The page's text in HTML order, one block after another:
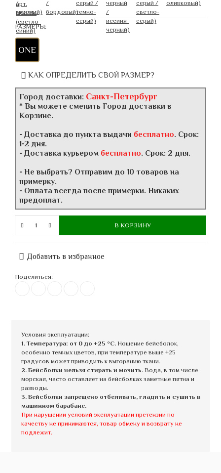
РАЗМЕРЫ:
ONE
КАК ОПРЕДЕЛИТЬ СВОЙ РАЗМЕР?
Город доставки: Санкт-Петербург
* Вы можете сменить Город доставки в
Корзине.
- Доставка до пункта выдачи бесплатно. Срок:
1-2 дня.
- Доставка курьером бесплатно. Срок: 2 дня.
- Не выбрать? Отправим до 10 товаров на
примерку.
- Оплата всегда после примерки. Никаких
предоплат.
В КОРЗИНУ
Добавить в избранное
Поделиться:
Условия эксплуатации:
1. Температура: от 0 до +25 °C.Ношение бейсболок,
особенно темных цветов, при температуре выше +25
градусов может приводить к выгоранию ткани.
2. Бейсболки нельзя стирать и мочить.Вода, в том числе
морская, часто оставляет на бейсболках заметные пятна и
разводы.
3. Бейсболки запрещено отбеливать, гладить и сушить в
машинном барабане.
При нарушении условий эксплуатации претензии по
качеству не принимаются, товар обмену и возврату не
подлежит.